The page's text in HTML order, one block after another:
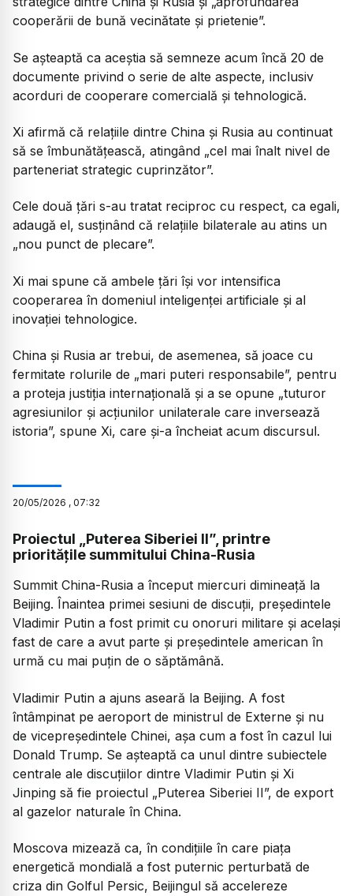
cooperării de bună vecinătate și prietenie”.
Se așteaptă ca aceștia să semneze acum încă 20 de
documente privind o serie de alte aspecte, inclusiv
acorduri de cooperare comercială și tehnologică.
Xi afirmă că relațiile dintre China și Rusia au continuat
să se îmbunătățească, atingând „cel mai înalt nivel de
parteneriat strategic cuprinzător”.
Cele două țări s-au tratat reciproc cu respect, ca egali,
adaugă el, susținând că relațiile bilaterale au atins un
„nou punct de plecare”.
Xi mai spune că ambele țări își vor intensifica
cooperarea în domeniul inteligenței artificiale și al
inovației tehnologice.
China și Rusia ar trebui, de asemenea, să joace cu
fermitate rolurile de „mari puteri responsabile”, pentru
a proteja justiția internațională și a se opune „tuturor
agresiunilor și acțiunilor unilaterale care inversează
istoria”, spune Xi, care și-a încheiat acum discursul.
20/05/2026 , 07:32
Proiectul „Puterea Siberiei II”, printre
prioritățile summitului China-Rusia
Summit China-Rusia a început miercuri dimineață la
Beijing. Înaintea primei sesiuni de discuții, președintele
Vladimir Putin a fost primit cu onoruri militare și același
fast de care a avut parte și președintele american în
urmă cu mai puțin de o săptămână.
Vladimir Putin a ajuns aseară la Beijing. A fost
întâmpinat pe aeroport de ministrul de Externe și nu
de vicepreședintele Chinei, așa cum a fost în cazul lui
Donald Trump. Se așteaptă ca unul dintre subiectele
centrale ale discuțiilor dintre Vladimir Putin și Xi
Jinping să fie proiectul „Puterea Siberiei II”, de export
al gazelor naturale în China.
Moscova mizează ca, în condițiile în care piața
energetică mondială a fost puternic perturbată de
criza din Golful Persic, Beijingul să accelereze